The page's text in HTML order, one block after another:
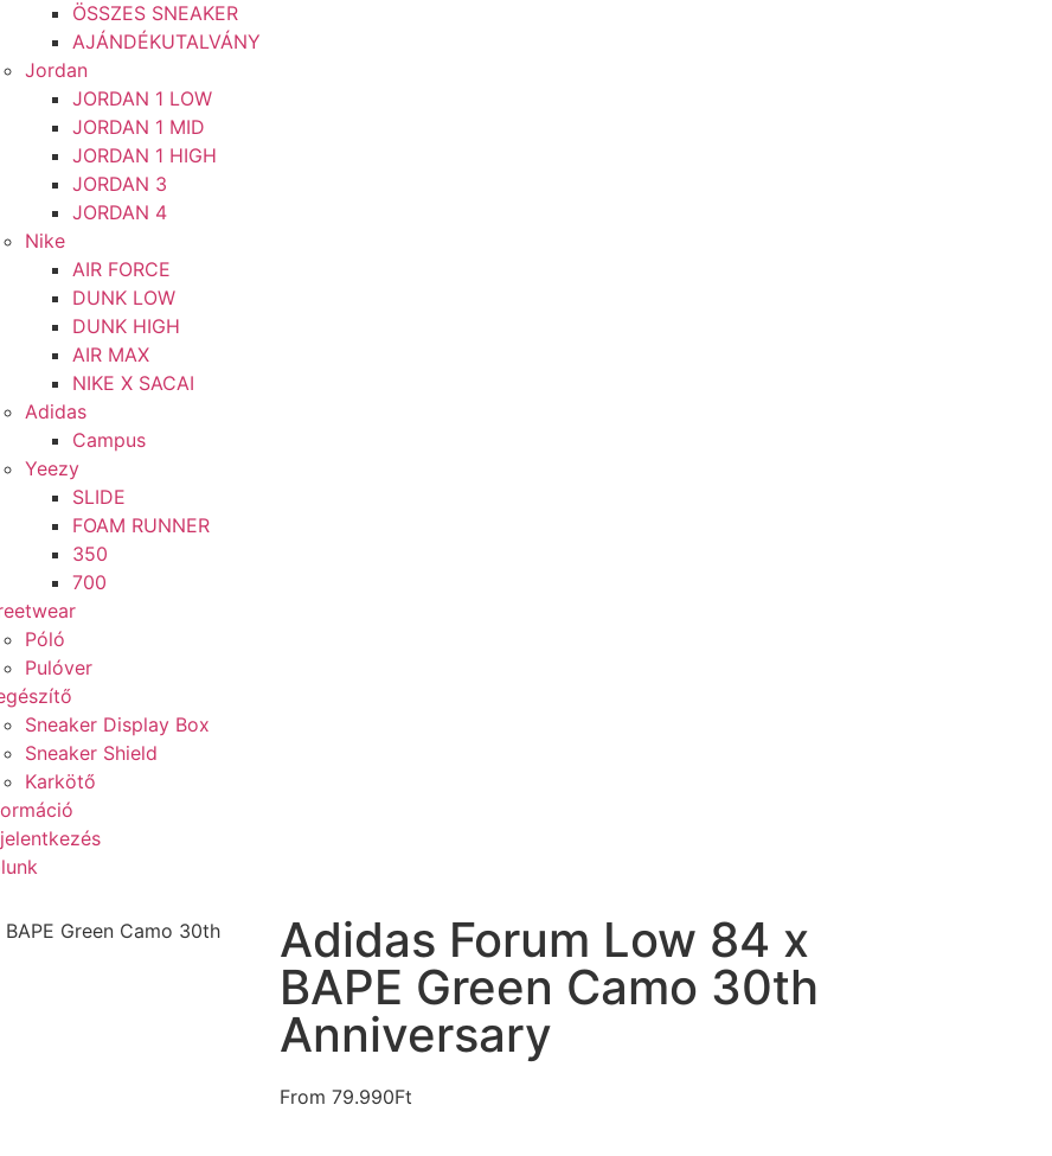
ÖSSZES SNEAKER
AJÁNDÉKUTALVÁNY
Jordan
JORDAN 1 LOW
JORDAN 1 MID
JORDAN 1 HIGH
JORDAN 3
JORDAN 4
Nike
AIR FORCE
DUNK LOW
DUNK HIGH
AIR MAX
NIKE X SACAI
Adidas
Campus
Yeezy
SLIDE
FOAM RUNNER
350
700
Póló
Pulóver
Sneaker Display Box
Sneaker Shield
Karkötő
Green Camo 30th
Adidas Forum Low 84 x
BAPE Green Camo 30th
Anniversary
From 79.990Ft